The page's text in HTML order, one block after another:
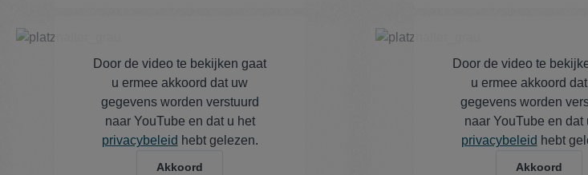
Door de video te bekijken gaat
u ermee akkoord dat uw
gegevens worden verstuurd
naar YouTube en dat u het
privacybeleid hebt gelezen.
Akkoord
Door de video te
u ermee akkoord
gegevens worden
naar YouTube en dat
privacybeleid hebt
Akkoord